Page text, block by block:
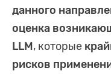
данного
оценка
LLM, которые
рисков